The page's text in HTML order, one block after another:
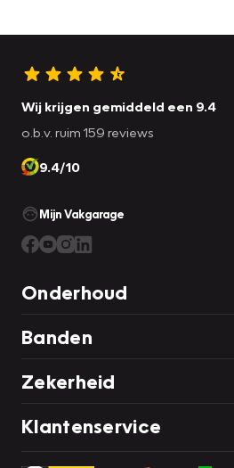
Wij krijgen gemiddeld een 9.4
o.b.v. ruim 159 reviews
9.4/10
Mijn Vakgarage
Onderhoud
Banden
Zekerheid
Klantenservice